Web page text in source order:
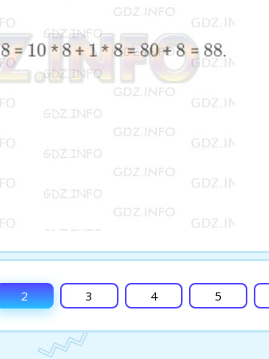
2 3 4 5